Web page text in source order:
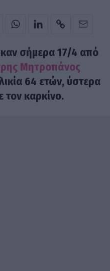
σήμερα 17/4 από
Μητροπάνος
64 ετών, ύστερα
καρκίνο.